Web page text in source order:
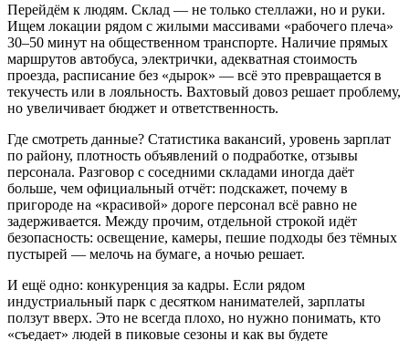
Перейдём к людям. Склад — не только стеллажи, но и руки.
Ищем локации рядом с жилыми массивами «рабочего плеча»
30–50 минут на общественном транспорте. Наличие прямых
маршрутов автобуса, электрички, адекватная стоимость
проезда, расписание без «дырок» — всё это превращается в
текучесть или в лояльность. Вахтовый довоз решает проблему,
но увеличивает бюджет и ответственность.
Где смотреть данные? Статистика вакансий, уровень зарплат
по району, плотность объявлений о подработке, отзывы
персонала. Разговор с соседними складами иногда даёт
больше, чем официальный отчёт: подскажет, почему в
пригороде на «красивой» дороге персонал всё равно не
задерживается. Между прочим, отдельной строкой идёт
безопасность: освещение, камеры, пешие подходы без тёмных
пустырей — мелочь на бумаге, а ночью решает.
И ещё одно: конкуренция за кадры. Если рядом
индустриальный парк с десятком нанимателей, зарплаты
ползут вверх. Это не всегда плохо, но нужно понимать, кто
«съедает» людей в пиковые сезоны и как вы будете